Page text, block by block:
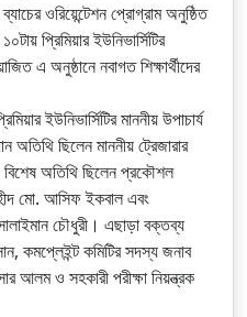
ওরিয়েন্টেশন প্রোগ্রাম অনুষ্ঠিত
প্রিমিয়ার ইউনিভার্সিটির
এ অনুষ্ঠানে নবাগত শিক্ষার্থীদের
ইউনিভার্সিটির মাননীয় উপাচার্য
ছিলেন মাননীয় ট্রেজারার
অতিথি ছিলেন প্রকৌশল
মো. আসিফ ইকবাল এবং
চৌধুরী। এছাড়া বক্তব্য
কমপ্লেইন্ট কমিটির সদস্য জনাব
আলম ও সহকারী পরীক্ষা নিয়ন্ত্রক